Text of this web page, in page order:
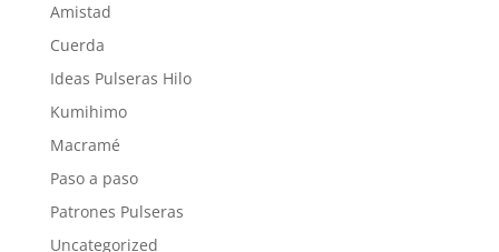
Amistad
Cuerda
Ideas Pulseras Hilo
Kumihimo
Macramé
Paso a paso
Patrones Pulseras
Uncategorized